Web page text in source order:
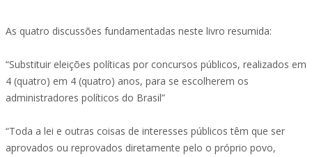
As quatro discussões fundamentadas neste livro resumida:
“Substituir eleições políticas por concursos públicos, realizados em
4 (quatro) em 4 (quatro) anos, para se escolherem os
administradores políticos do Brasil”
“Toda a lei e outras coisas de interesses públicos têm que ser
aprovados ou reprovados diretamente pelo o próprio povo,